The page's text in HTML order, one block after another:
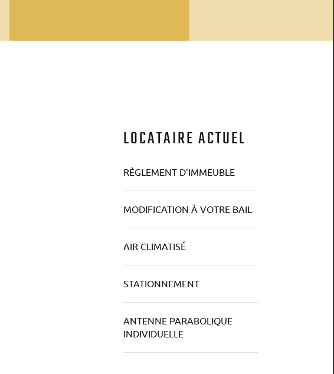
LOCATAIRE ACTUEL
RÈGLEMENT D'IMMEUBLE
MODIFICATION À VOTRE BAIL
AIR CLIMATISÉ
STATIONNEMENT
ANTENNE PARABOLIQUE
INDIVIDUELLE